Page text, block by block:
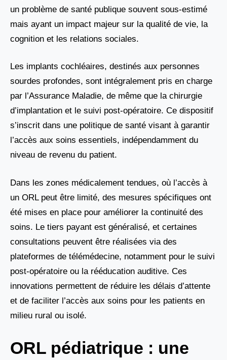
un problème de santé publique souvent sous-estimé
mais ayant un impact majeur sur la qualité de vie, la
cognition et les relations sociales.
Les implants cochléaires, destinés aux personnes
sourdes profondes, sont intégralement pris en charge
par l’Assurance Maladie, de même que la chirurgie
d’implantation et le suivi post-opératoire. Ce dispositif
s’inscrit dans une politique de santé visant à garantir
l’accès aux soins essentiels, indépendamment du
niveau de revenu du patient.
Dans les zones médicalement tendues, où l’accès à
un ORL peut être limité, des mesures spécifiques ont
été mises en place pour améliorer la continuité des
soins. Le tiers payant est généralisé, et certaines
consultations peuvent être réalisées via des
plateformes de télémédecine, notamment pour le suivi
post-opératoire ou la rééducation auditive. Ces
innovations permettent de réduire les délais d’attente
et de faciliter l’accès aux soins pour les patients en
milieu rural ou isolé.
ORL pédiatrique : une